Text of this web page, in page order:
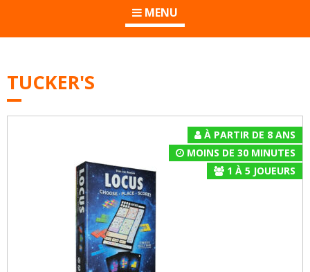
MENU
TUCKER'S
À PARTIR DE 8 ANS
MOINS DE 30 MINUTES
1 À 5 JOUEURS